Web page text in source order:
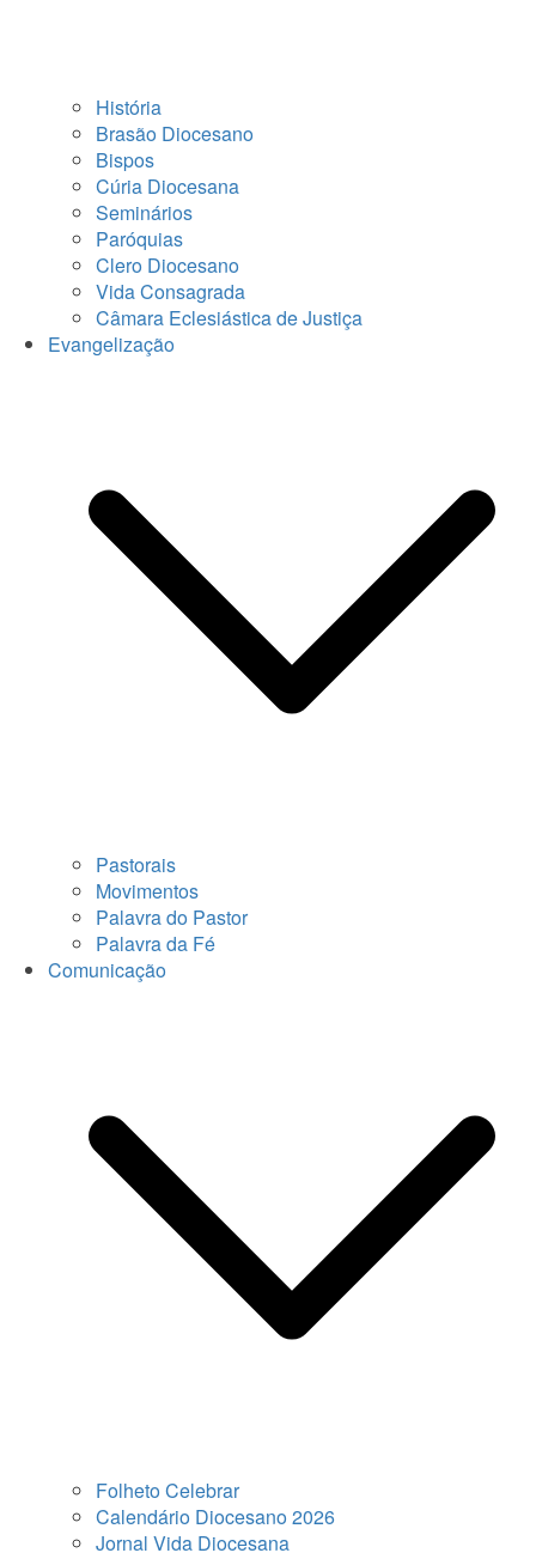
História
Brasão Diocesano
Bispos
Cúria Diocesana
Seminários
Paróquias
Clero Diocesano
Vida Consagrada
Câmara Eclesiástica de Justiça
Evangelização
Pastorais
Movimentos
Palavra do Pastor
Palavra da Fé
Comunicação
Folheto Celebrar
Calendário Diocesano 2026
Jornal Vida Diocesana